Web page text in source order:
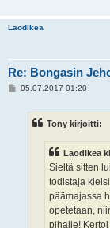
Laodikea
Re: Bongasin
V05.07.2017 01:20
Tony kirjoitti:
Laodikea
Sieltä sitten
todistaja
päämajassa
opetetaan,
pihalle!